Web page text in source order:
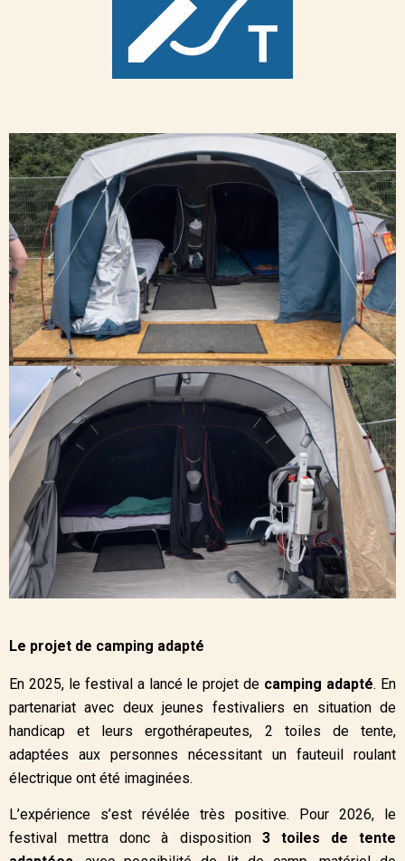
Le projet de camping adapté
En 2025, le festival a lancé le projet de camping adapté. En
partenariat avec deux jeunes festivaliers en situation de
handicap et leurs ergothérapeutes, 2 toiles de tente,
adaptées aux personnes nécessitant un fauteuil roulant
électrique ont été imaginées.
L’expérience s’est révélée très positive. Pour 2026, le
festival mettra donc à disposition
3 toiles de tente